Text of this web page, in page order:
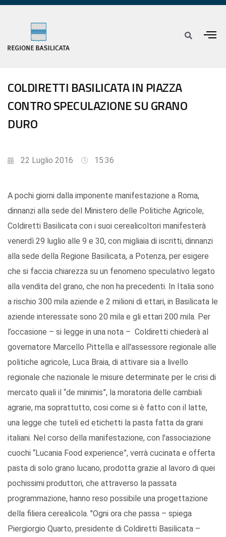
COLDIRETTI BASILICATA IN PIAZZA
CONTRO SPECULAZIONE SU GRANO
DURO
22 Luglio 2016 15:36
A pochi giorni dalla imponente manifestazione a Roma,
dinnanzi alla sede del Ministero delle Politiche Agricole,
Coldiretti Basilicata con i suoi cerealicoltori manifesterà
venerdì 29 luglio alle 9 e 30, con migliaia di iscritti, dinnanzi
alla sede della Regione Basilicata, a Potenza, per esigere
che si faccia chiarezza su un fenomeno speculativo legato
alla vendita del grano, che non ha precedenti. In Italia sono
a rischio 300 mila aziende e 2 milioni di ettari, in Basilicata le
aziende interessate sono 20 mila e gli ettari 200 mila. Per
l’occasione – si legge in una nota – Coldiretti chiederà al
governatore Marcello Pittella e all'assessore regionale alle
politiche agricole, Luca Braia, di attivare sia a livello
regionale che nazionale le misure determinate per le crisi di
mercato quali il “de minimis”, la moratoria delle cambiali
agrarie, ma soprattutto, cosi come si è fatto con il latte,
una legge che tuteli ed etichetti la pasta fatta da grani
italiani. Nel corso della manifestazione, con l'associazione
cuochi “Lucania Food experience”, verrà cucinata e offerta
pasta di solo grano lucano, prodotta grazie al lavoro di quei
pochissimi produttori, che attraverso la passata
programmazione, hanno reso possibile una progettazione
della filiera cerealicola. "Ogni ora che passa – spiega
Piergiorgio Quarto, presidente di Coldiretti Basilicata –